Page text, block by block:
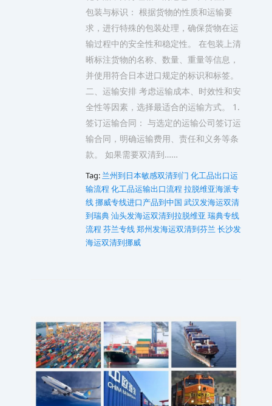
包装与标识： 根据货物的性质和运输要
求，进行特殊的包装处理，确保货物在运
输过程中的安全性和稳定性。 在包装上清
晰标注货物的名称、数量、重量等信息，
并使用符合日本进口规定的标识和标签。
二、运输安排 考虑运输成本、时效性和安
全性等因素，选择最适合的运输方式。 1.
签订运输合同： 与选定的运输公司签订运
输合同，明确运输费用、责任和义务等条
款。 如果需要双清到……
Tag: 兰州到日本敏感双清到门 化工品出口运
输流程 化工品运输出口流程 拉脱维亚海派专
线挪威专线进口产品到中国 武汉发海运双清
到瑞典汕头发海运双清到拉脱维亚 瑞典专线
流程 芬兰专线郑州发海运双清到芬兰 长沙发
海运双清到挪威